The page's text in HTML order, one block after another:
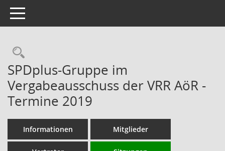
Toggle navigation
Rechercheauswahl
SPDplus-Gruppe im
Vergabeausschuss der VRR AöR -
Termine 2019
Informationen Mitglieder